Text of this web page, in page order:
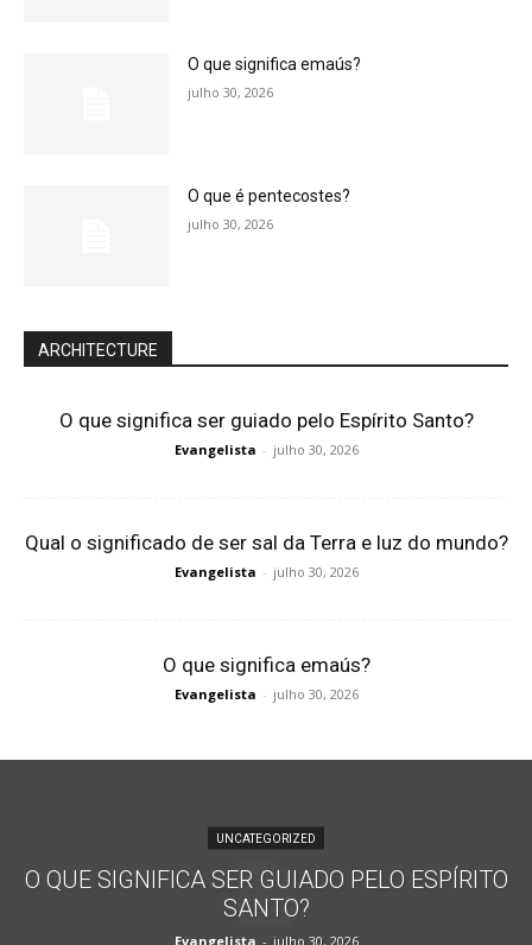
O que significa emaús?
julho 30, 2026
O que é pentecostes?
julho 30, 2026
ARCHITECTURE
O que significa ser guiado pelo Espírito Santo?
Evangelista - julho 30, 2026
Qual o significado de ser sal da Terra e luz do mundo?
Evangelista - julho 30, 2026
O que significa emaús?
Evangelista - julho 30, 2026
UNCATEGORIZED
O QUE SIGNIFICA SER GUIADO PELO ESPÍRITO
SANTO?
Evangelista - julho 30, 2026